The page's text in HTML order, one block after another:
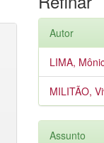
Autor
LIMA,
MILITÃO,
Assunto